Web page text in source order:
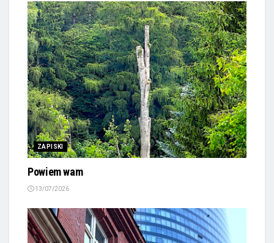
ZAPISKI
Powiem wam
13/07/2026